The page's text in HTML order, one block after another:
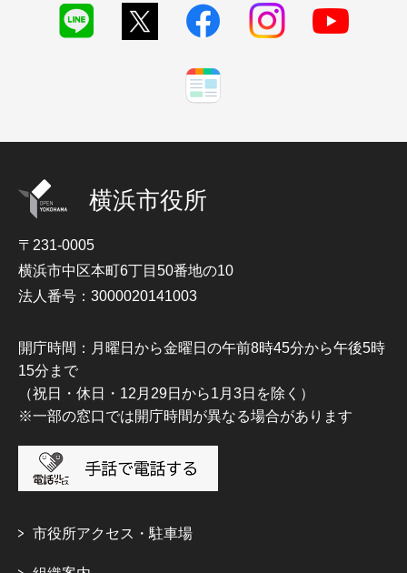
横浜市役所
〒231-0005
横浜市中区本町6丁目50番地の10
法人番号：3000020141003
開庁時間：月曜日から金曜日の午前8時45分から午後5時
15分まで
（祝日・休日・12月29日から1月3日を除く）
※一部の窓口では開庁時間が異なる場合があります
市役所アクセス・駐車場